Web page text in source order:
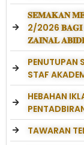
𝐒𝐄𝐌𝐀𝐊𝐀𝐍
2/2026
𝐙𝐀𝐈𝐍𝐀𝐋
PENUTUPAN
STAF
HEBAHAN
TAWARAN